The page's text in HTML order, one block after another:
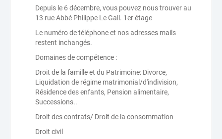
Depuis le 6 décembre, vous pouvez nous trouver au
13 rue Abbé Philippe Le Gall. 1er étage
Le numéro de téléphone et nos adresses mails
restent inchangés.
Domaines de compétence :
Droit de la famille et du Patrimoine: Divorce,
Liquidation de régime matrimonial/d'indivision,
Résidence des enfants, Pension alimentaire,
Successions..
Droit des contrats/ Droit de la consommation
Droit civil